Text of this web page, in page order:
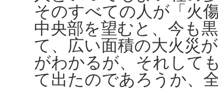
そのすべての人が「火
中央部を望むと、今も
て、広い面積の大火災
がわかるが、それして
て出たのであろうか、